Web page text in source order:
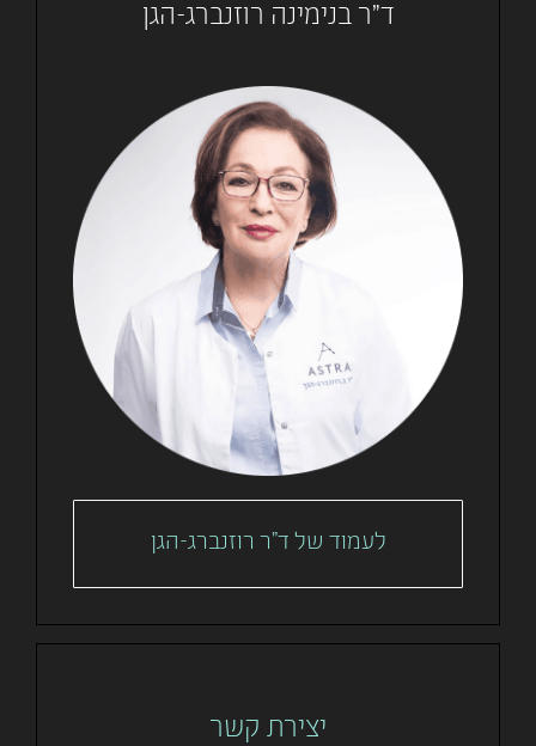
ד"ר בנימינה רוזנברג-הגן
לעמוד של ד"ר רוזנברג-הגן
יצירת קשר